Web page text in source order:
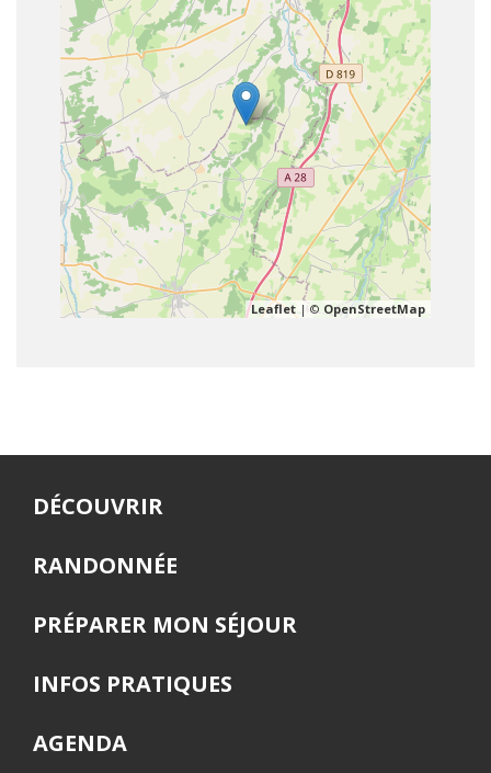
Leaflet | © OpenStreetMap
DÉCOUVRIR
RANDONNÉE
PRÉPARER MON SÉJOUR
INFOS PRATIQUES
AGENDA